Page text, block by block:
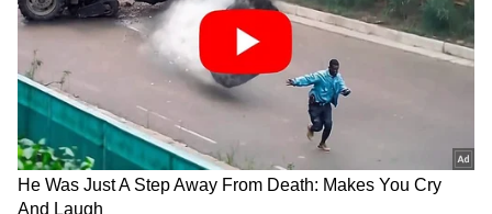
ಲೈವ್ಸೇರಿದಂತೆ ಟೀಂ ಇಂಡಿಯಾದ ಬ್ರೇಕಿಂಗ್ ಸುದ್ದಿ
Cricket News in Kannada
), ವಿಶೇಷ ವರದಿಗಳು
ಮತ್ತು ನೇರ ಪ್ರಸಾರಗಳೊಂದಿಗೆ ಸಂಪೂರ್ಣ ಮಾಹಿತಿ
ನಿಮ್ಮ ಒಂದೇ ಕ್ಲಿಕ್‌ನಲ್ಲಿ ಲಭ್ಯ. ಏಷ್ಯಾನೆಟ್ ಸುವರ್ಣ
ನ್ಯೂಸ್ ಅಧಿಕೃತ ಆ್ಯಪ್ ಡೌನ್‌ಲೋಡ್ ಮಾಡಿ ಹಾಗೂ
ಎಲ್ಲಾ ಅಪ್‌ಡೇಟ್ ಗಳನ್ನು ಪಡೆಯಿರಿ.